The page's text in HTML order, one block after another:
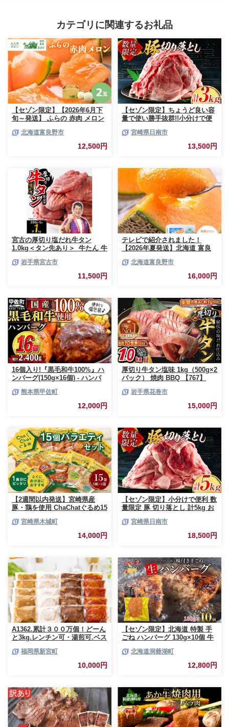
カテゴリに関連するお礼品
【セゾン限定】【2026年6月下
旬～発送】 ふらの 赤肉 メロン
市 (相馬農園) メロン フルーツ
果物 新鮮 甘い 贈り物 ギフト
道産 ジューシー おやつ ふらの
北海道富良野市
12,500円
【セゾン限定】ちょうど良い容
量で使い勝手抜群!!小分けで便
3kg お肉 豚肉 ポーク 国産 小分
け 真空パック 個包装 万能食材
おすすめ おかず 食品 炒め物 お
ぶ 焼肉 お祝い 記念日 ギフト
贈り物 贈答 プレゼント おすそ
分け 宮崎県 日南市 送料無料
_BCV1-24
宮崎県日南市
13,500円
宮古の厚切り塩だれ牛タン
1.0kg＜タン先あり＞_牛たん 牛
厚切り牛タン【1181948】
岩手県宮古市
11,500円
テレビで紹介されました！
【2026年夏発送】北海道 富良
上 大玉サイズ メロン
北海道富良野市
16,000円
16個入り!『黒毛和牛100%』ハ
ンバーグ(150g×16個) - ハンバ
個包装 小分け 人気 牛肉100%
黒毛和牛 冷凍 国産 おすすめ ラ
ンキング 和牛 お取り寄せ 焼く
産牛 総菜 甲佐町【価格改定】X
熊本県甲佐町
12,000円
厚切り牛タン塩味 1kg（500g×2
パック） 焼肉 BBQ 【767】
岩手県花巻市
15,000円
【2週間以内発送】宮崎県産
豚・鶏を使用 ChaChatぐるめ15
_K16_0040_4
宮崎県木城町
14,000円
【セゾン限定】小分けで便利 数
量限定 豚 切り落とし 計5kg お
空パック 個包装 万能食材 おす
すめ おかず 食品 炒め物 お弁当
豚丼 豚しゃぶ しゃぶしゃぶ 焼
贈答 プレゼント おすそ分け 宮
崎県 日南市 送料無料_CCV2-26
宮崎県日南市
18,500円
A1362.累計３００万個！どーん
と3kg.レンチン可・湯煎可.ベス
【150g×20個】【訳あり】【北
海道・沖縄・離島へ配送不可】
福岡県新宮町
10,000円
【セゾン限定】北海道 特製 手
ごね ハンバーグ 130g×10個 牛
肉屋 手作り 小分け ジューシー
おかず 本格的 簡単 調理 グルメ
お取り寄せ お肉屋 たどころ 送
北海道洞爺湖町
12,800円